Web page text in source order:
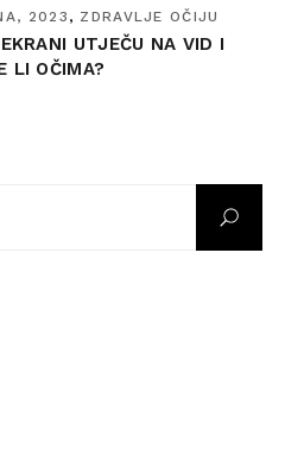
2023 ZDRAVLJE OČIJU
UTJEČU NA VID I
LI OČIMA?